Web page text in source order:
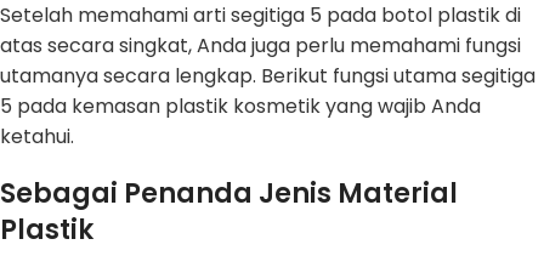
Setelah memahami arti segitiga 5 pada botol plastik di
atas secara singkat, Anda juga perlu memahami fungsi
utamanya secara lengkap. Berikut fungsi utama segitiga
5 pada kemasan plastik kosmetik yang wajib Anda
ketahui.
Sebagai Penanda Jenis Material
Plastik